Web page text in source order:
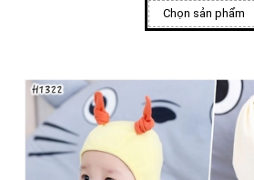
Chọn sản phẩm